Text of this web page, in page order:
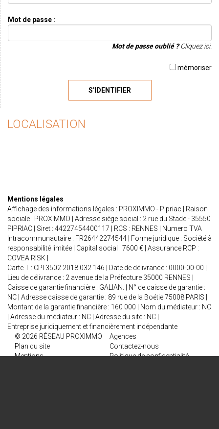
Mot de passe :
Mot de passe oublié ?Cliquez ici.
mémoriser
S'IDENTIFIER
LOCALISATION
Mentions légales
Affichage des informations légales : PROXIMMO - Pipriac | Raison
sociale : PROXIMMO | Adresse siège social : 2 rue du Stade - 35550
PIPRIAC | Siret : 44227454400117 | RCS : RENNES | Numero TVA
Intracommunautaire : FR26442274544 | Forme juridique : Société à
responsabilité limitée | Capital social : 7600 € | Assurance RCP :
COVEA RISK |
Carte T : CPI 3502 2018 032 146 | Date de délivrance : 0000-00-00 |
Lieu de délivrance : 2 avenue de la Préfecture 35000 RENNES |
Caisse de garantie financière : GALIAN. | N° de caisse de garantie :
NC | Adresse caisse de garantie : 89 rue de la Boétie 75008 PARIS |
Montant de la garantie financière : 160 000 | Nom du médiateur : NC
| Adresse du médiateur : NC | Adresse du site : NC |
Entreprise juridiquement et financièrement indépendante
© 2026 RÉSEAU PROXIMMO
Agences
Plan du site
Contactez-nous
Mentions
Politique de confidentialité